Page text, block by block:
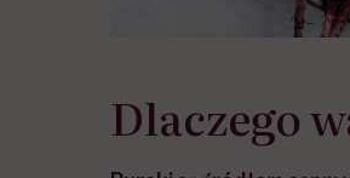
Dlaczego